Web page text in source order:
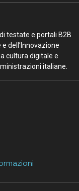
testate e portali B2B
dell’Innovazione
cultura digitale e
italiane.